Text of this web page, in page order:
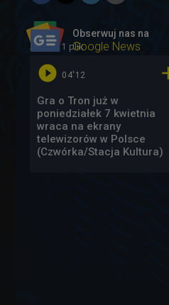
Obserwuj nas na
Google News
AUDIO 1 plik
 04'12
Gra o Tron już w
poniedziałek 7 kwietnia
wraca na ekrany
telewizorów w Polsce
(Czwórka/Stacja Kultura)